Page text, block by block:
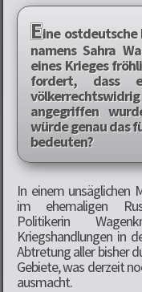
Eine
namens Sahra
eines Krieges
fordert, dass
angegriffen
würde genau das
bedeuten?
In einem unsäglichen
im ehemaligen
Politikerin
Kriegshandlungen in
Abtretung aller bisher
Gebiete, was derzeit
ausmacht.